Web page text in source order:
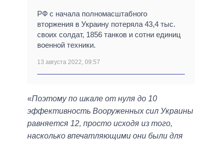
РФ с начала полномасштабного
вторжения в Украину потеряла 43,4 тыс.
своих солдат, 1856 танков и сотни единиц
военной техники.
13 августа 2022, 09:57
«Поэтому по шкале от нуля до 10
эффективность Вооруженных сил Украины
равняется 12, просто исходя из того,
насколько впечатляющими они были для